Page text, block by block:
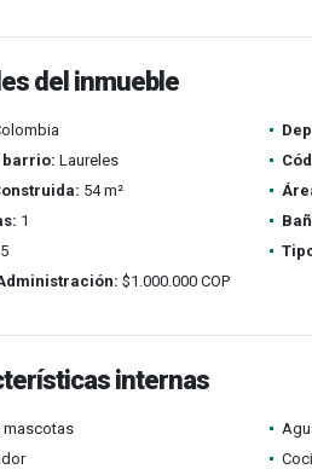
del inmueble
barrio: Laureles
54 m²
1
5
$1.000.000 COP
internas
mascotas